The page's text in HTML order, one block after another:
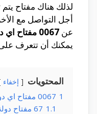
لذلك هناك مفتاح
أجل التواصل مع
عن 0067 مفتاح اي دولة
يمكنك أن تتعرف على
المحتويات إخفاء
1 0067 مفتاح اي دولة :
1.1 67 مفتاح دولة :